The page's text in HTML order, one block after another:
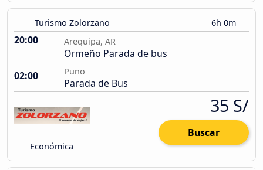
Turismo Zolorzano 6h 0m
20:00 Arequipa, AR
Ormeño Parada de bus
02:00
Puno
Parada de Bus
Económica
35 S/
Buscar